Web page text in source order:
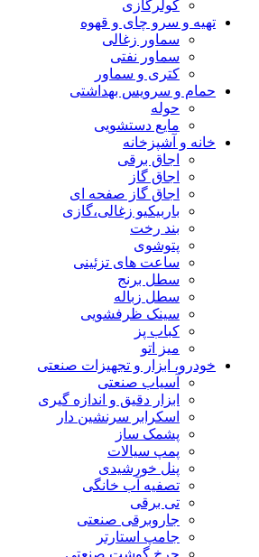
کولرگازی
تهیه و سرو چای و قهوه
سماور زغالی
سماور نفتی
کتری و سماور
حمام و سرویس بهداشتی
حوله
مایع دستشویی
خانه و آشپزخانه
اجاق برقی
اجاق گاز
اجاق گاز صفحه ای
باربیکیو زغالی،گازی
بند رخت
پتوشوی
ساعت های تزئینی
سطل برنج
سطل زباله
سینک ظرفشویی
کباب پز
میز اتو
خودرو، ابزار و تجهیزات صنعتی
آسیاب صنعتی
ابزار دقیق و اندازه گیری
اسکرابر سرنشین دار
پشمک ساز
پمپ سیالات
پنل خورشیدی
تصفیه آب خانگی
تی برقی
جاروبرقی صنعتی
جامپ استارتر
چرخ گوشت صنعتی